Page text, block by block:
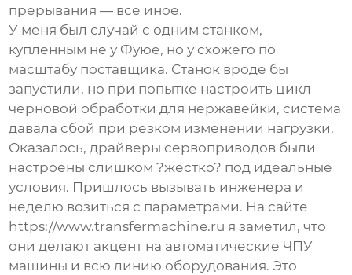
прерывания — всё иное.
У меня был случай с одним станком,
купленным не у Фуюе, но у схожего по
масштабу поставщика. Станок вроде бы
запустили, но при попытке настроить цикл
черновой обработки для нержавейки, система
давала сбой при резком изменении нагрузки.
Оказалось, драйверы сервоприводов были
настроены слишком ?жёстко? под идеальные
условия. Пришлось вызывать инженера и
неделю возиться с параметрами. На сайте
https://www.transfermachine.ru я заметил, что
они делают акцент на автоматические ЧПУ
машины и всю линию оборудования. Это